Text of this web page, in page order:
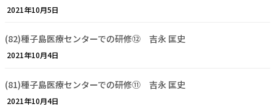
2021年10月5日
(82)種子島医療センターでの研修⑫ 吉永 匡史
2021年10月4日
(81)種子島医療センターでの研修⑪ 吉永 匡史
2021年10月4日